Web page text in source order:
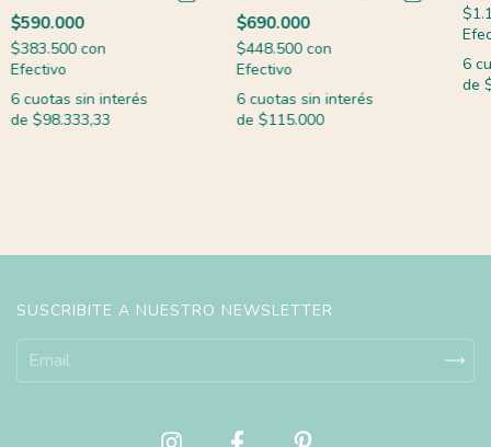
$590.000
$383.500 con
Efectivo
6 cuotas sin interés
de $98.333,33
$690.000
$448.500 con
Efectivo
6 cuotas sin interés
de $115.000
6
de
SUSCRIBITE A NUESTRO NEWSLETTER